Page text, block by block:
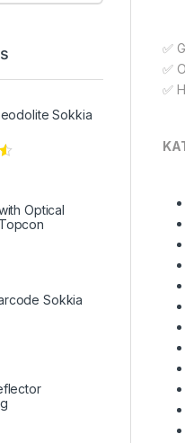
✅
✅
✅
Sokkia
Optical
Sokkia